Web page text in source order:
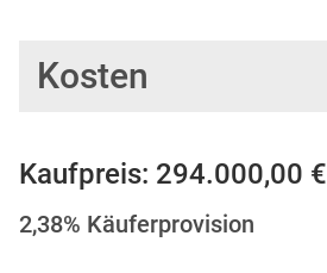
Kosten
Kaufpreis:​ 294.000,00 €
2,38% Käuferprovision